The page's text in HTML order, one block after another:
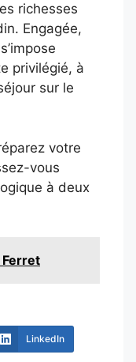
richesses
Engagée,
privilégié, à
sur le
votre
vous
à deux
Ferret
LinkedIn